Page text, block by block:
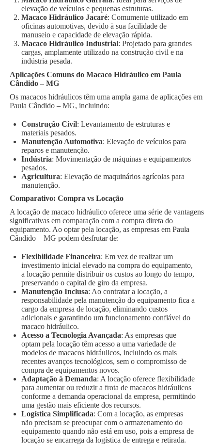
elevação de veículos e pequenas estruturas.
Macaco Hidráulico Jacaré: Comumente utilizado em
oficinas automotivas, devido à sua facilidade de
manuseio e capacidade de elevação rápida.
Macaco Hidráulico Industrial: Projetado para grandes
cargas, amplamente utilizado na construção civil e na
indústria pesada.
Aplicações Comuns do Macaco Hidráulico em Paula
Cândido – MG
Os macacos hidráulicos têm uma ampla gama de aplicações em
Paula Cândido – MG, incluindo:
Construção Civil: Levantamento de estruturas e
materiais pesados.
Manutenção Automotiva: Elevação de veículos para
reparos e manutenção.
Indústria: Movimentação de máquinas e equipamentos
pesados.
Agricultura: Elevação de maquinários agrícolas para
manutenção.
Comparativo: Compra vs Locação
A locação de macaco hidráulico oferece uma série de vantagens
significativas em comparação com a compra direta do
equipamento. Ao optar pela locação, as empresas em Paula
Cândido – MG podem desfrutar de:
Flexibilidade Financeira: Em vez de realizar um
investimento inicial elevado na compra do equipamento,
a locação permite distribuir os custos ao longo do tempo,
preservando o capital de giro da empresa.
Manutenção Inclusa: Ao contratar a locação, a
responsabilidade pela manutenção do equipamento fica a
cargo da empresa de locação, eliminando custos
adicionais e garantindo um funcionamento confiável do
macaco hidráulico.
Acesso a Tecnologia Avançada: As empresas que
optam pela locação têm acesso a uma variedade de
modelos de macacos hidráulicos, incluindo os mais
recentes avanços tecnológicos, sem o compromisso de
compra de equipamentos novos.
Adaptação à Demanda: A locação oferece flexibilidade
para aumentar ou reduzir a frota de macacos hidráulicos
conforme a demanda operacional da empresa, permitindo
uma gestão mais eficiente dos recursos.
Logística Simplificada: Com a locação, as empresas
não precisam se preocupar com o armazenamento do
equipamento quando não está em uso, pois a empresa de
locação se encarrega da logística de entrega e retirada.